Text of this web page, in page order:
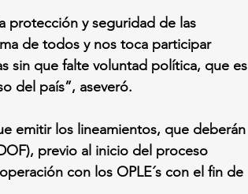
protección y seguridad de las
de todos y nos toca participar
sin que falte voluntad política, que es
del país”, aseveró.
emitir los lineamientos, que deberán
previo al inicio del proceso
con los OPLE´s con el fin de